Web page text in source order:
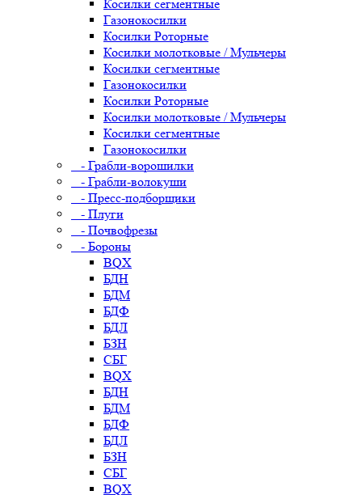
Косилки сегментные
Газонокосилки
Косилки Роторные
Косилки молотковые / Мульчеры
Косилки сегментные
Газонокосилки
Косилки Роторные
Косилки молотковые / Мульчеры
Косилки сегментные
Газонокосилки
- Грабли-ворошилки
- Грабли-волокуши
- Пресс-подборщики
- Плуги
- Почвофрезы
- Бороны
BQX
БДН
БДМ
БДФ
БДЛ
БЗН
СБГ
BQX
БДН
БДМ
БДФ
БДЛ
БЗН
СБГ
BQX